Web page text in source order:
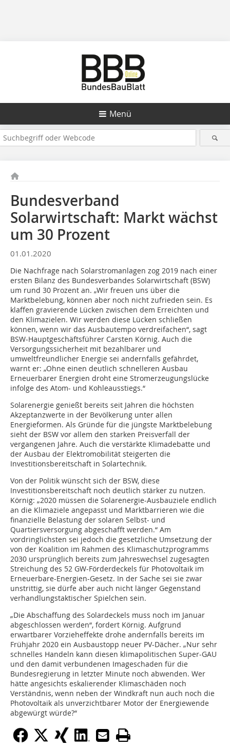
Menü
Bundesverband
Solarwirtschaft: Markt wächst
um 30 Prozent
01.01.2020
Die Nachfrage nach Solarstromanlagen zog 2019 nach einer
ersten Bilanz des Bundesverbandes Solarwirtschaft (BSW)
um rund 30 Prozent an. „Wir freuen uns über die
Marktbelebung, können aber noch nicht zufrieden sein. Es
klaffen gravierende Lücken zwischen dem Erreichten und
den Klimazielen. Wir werden diese Lücken schließen
können, wenn wir das Ausbautempo verdreifachen“, sagt
BSW-Hauptgeschäftsführer Carsten Körnig. Auch die
Versorgungssicherheit mit bezahlbarer und
umweltfreundlicher Energie sei andernfalls gefährdet,
warnt er: „Ohne einen deutlich schnelleren Ausbau
Erneuerbarer Energien droht eine Stromerzeugungslücke
infolge des Atom- und Kohleausstiegs.“
Solarenergie genießt bereits seit Jahren die höchsten
Akzeptanzwerte in der Bevölkerung unter allen
Energieformen. Als Gründe für die jüngste Marktbelebung
sieht der BSW vor allem den starken Preisverfall der
vergangenen Jahre. Auch die verstärkte Klimadebatte und
der Ausbau der Elektromobilität steigerten die
Investitionsbereitschaft in Solartechnik.
Von der Politik wünscht sich der BSW, diese
Investitionsbereitschaft noch deutlich stärker zu nutzen.
Körnig: „2020 müssen die Solarenergie-Ausbauziele endlich
an die Klimaziele angepasst und Marktbarrieren wie die
finanzielle Belastung der solaren Selbst- und
Quartiersversorgung abgeschafft werden.“ Am
vordringlichsten sei jedoch die gesetzliche Umsetzung der
von der Koalition im Rahmen des Klimaschutzprogramms
2030 ursprünglich bereits zum Jahreswechsel zugesagten
Streichung des 52 GW-Förderdeckels für Photovoltaik im
Erneuerbare-Energien-Gesetz. In der Sache sei sie zwar
unstrittig, sie dürfe aber auch nicht länger Gegenstand
verhandlungstaktischer Spielchen sein.
„Die Abschaffung des Solardeckels muss noch im Januar
abgeschlossen werden“, fordert Körnig. Aufgrund
erwartbarer Vorzieheffekte drohe andernfalls bereits im
Frühjahr 2020 ein Ausbaustopp neuer PV-Dächer. „Nur sehr
schnelles Handeln kann diesen klimapolitischen Super-GAU
und den damit verbundenen Imageschaden für die
Bundesregierung in letzter Minute noch abwenden. Wer
hätte angesichts eskalierender Klimaschäden noch
Verständnis, wenn neben der Windkraft nun auch noch die
Photovoltaik als unverzichtbarer Motor der Energiewende
abgewürgt würde?“